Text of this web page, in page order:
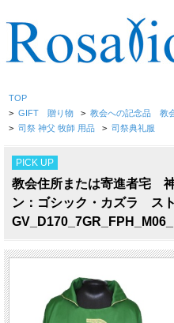
TOP
> GIFT 贈り物 > 教会への記念品 教
> 司祭 神父 牧師 用品 > 司祭典礼服
PICK UP
教会住所または寄進者
ン：ゴシック・カズラ ス